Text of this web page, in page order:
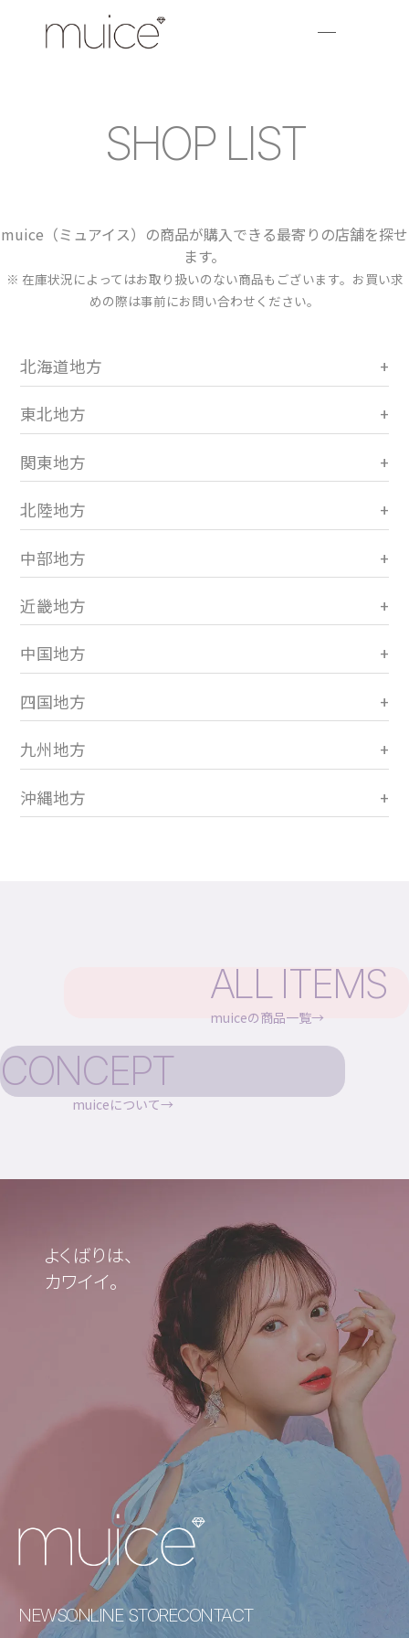
SHOP LIST
muice（ミュアイス）の商品が購入できる最寄りの店舗を探せ
ます。
※ 在庫状況によってはお取り扱いのない商品もございます。お買い求
めの際は事前にお問い合わせください。
北海道地方
東北地方
関東地方
北陸地方
中部地方
近畿地方
中国地方
四国地方
九州地方
沖縄地方
ALL ITEMS
muiceの商品一覧
CONCEPT
muiceについて
よくばりは、
カワイイ。
NEWSONLINE STORECONTACT